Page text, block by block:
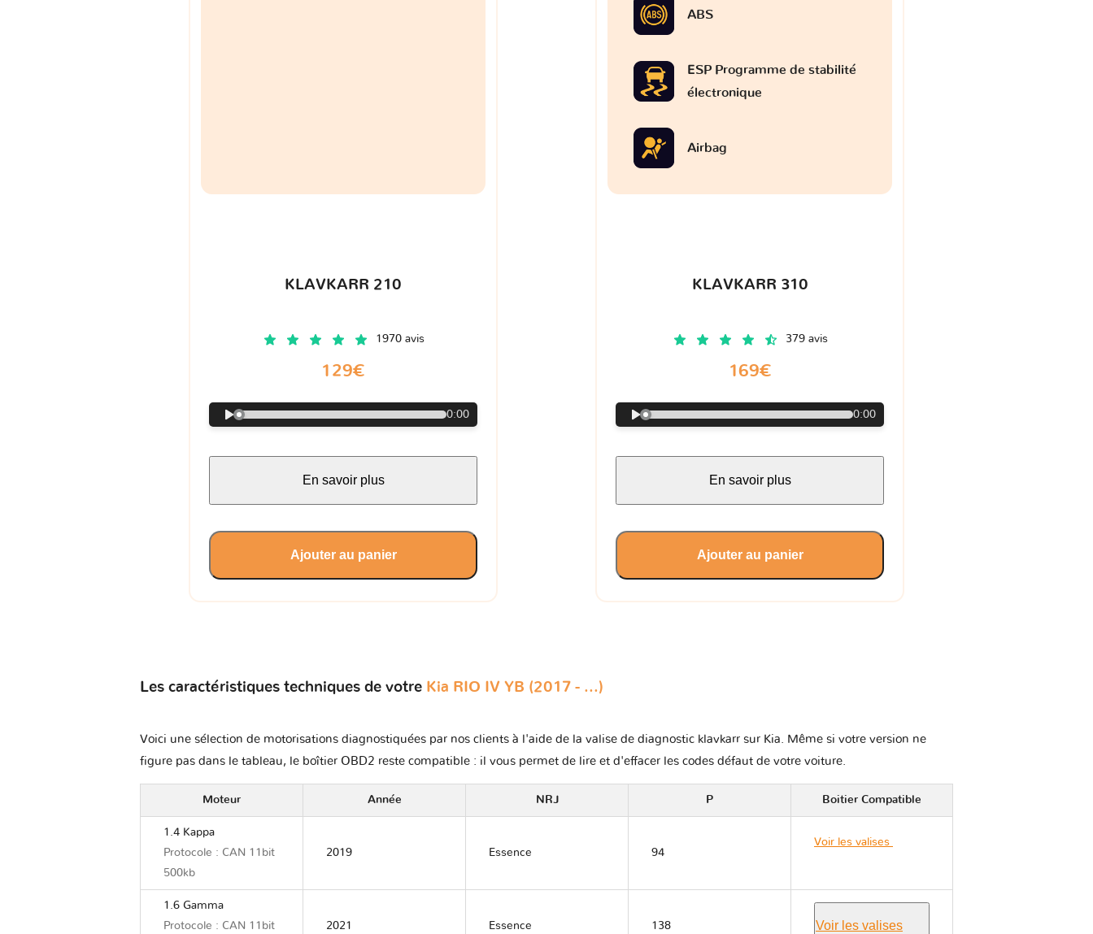
KLAVKARR 210
1970 avis
129€
0:00
En savoir plus
Ajouter au panier
ABS
ESP Programme de stabilité
électronique
Airbag
KLAVKARR 310
379 avis
169€
0:00
En savoir plus
Ajouter au panier
Les caractéristiques techniques de votre Kia RIO IV YB (2017 - ...)
Voici une sélection de motorisations diagnostiquées par nos clients à l'aide de la valise de diagnostic klavkarr sur Kia. Même si votre version ne
figure pas dans le tableau, le boîtier OBD2 reste compatible : il vous permet de lire et d'effacer les codes défaut de votre voiture.
Moteur Année NRJ P Boitier Compatible
1.4 Kappa
Protocole : CAN 11bit
500kb
2019 Essence 94
Voir les valises
1.6 Gamma
Protocole : CAN 11bit
2021 Essence 138 Voir les valises